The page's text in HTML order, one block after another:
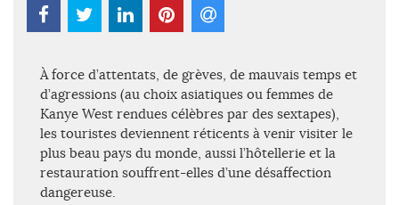
À force d’attentats, de grèves, de mauvais temps et
d’agressions (au choix asiatiques ou femmes de
Kanye West rendues célèbres par des sextapes),
les touristes deviennent réticents à venir visiter le
plus beau pays du monde, aussi l’hôtellerie et la
restauration souffrent-elles d’une désaffection
dangereuse.